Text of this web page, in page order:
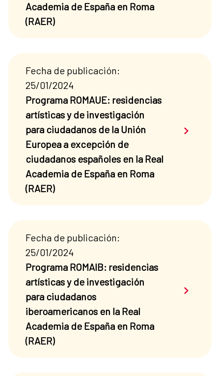
Academia de España en Roma
(RAER)
Fecha de publicación:
25/01/2024
Programa ROMAUE: residencias
artísticas y de investigación
para ciudadanos de la Unión
Europea a excepción de
ciudadanos españoles en la Real
Academia de España en Roma
(RAER)
Saber
Fecha de publicación:
25/01/2024
Programa ROMAIB: residencias
artísticas y de investigación
para ciudadanos
iberoamericanos en la Real
Academia de España en Roma
(RAER)
Saber